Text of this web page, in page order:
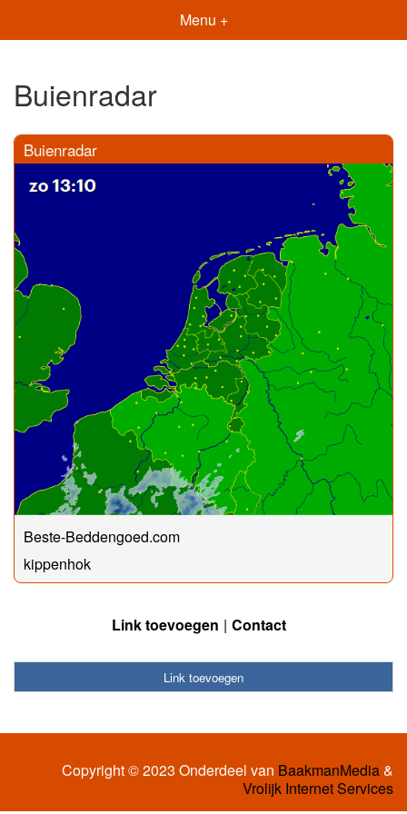
Menu +
Buienradar
Buienradar
Beste-Beddengoed.com
kippenhok
Link toevoegen Contact
Link toevoegen
Copyright © 2023 Onderdeel van BaakmanMedia&
Vrolijk Internet Services